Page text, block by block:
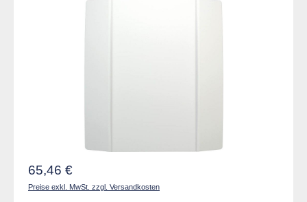
Bildergalerie überspringen
Regulärer Preis:
65,46 €
Preise exkl. MwSt. zzgl. Versandkosten